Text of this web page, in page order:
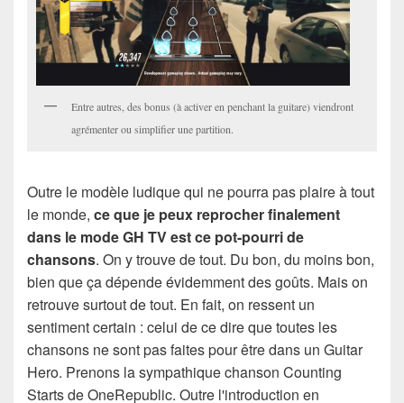
Entre autres, des bonus (à activer enpenchant la guitare) viendront
agrémenter ou simplifier une partition.
Outre le modèle ludique qui ne pourra pas plaire à tout
le monde, ce que je peux reprocher finalement
dans le mode GH TV est ce pot-pourri de
chansons. On y trouve de tout. Du bon, du moins bon,
bien que ça dépende évidemment des goûts. Mais on
retrouve surtout de tout. En fait, on ressent un
sentiment certain : celui de ce dire que toutes les
chansons ne sont pas faites pour être dans un Guitar
Hero. Prenons la sympathique chanson Counting
Starts de OneRepublic. Outre l'introduction en